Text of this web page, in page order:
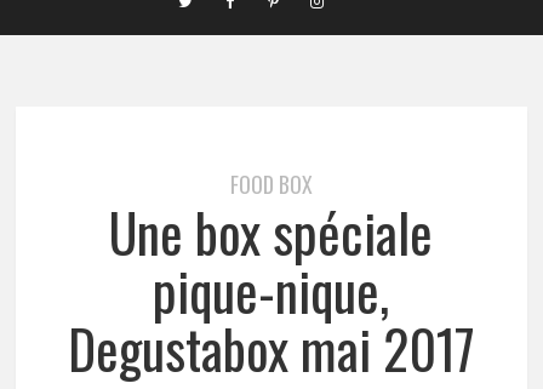
FOOD BOX
Une box spéciale
pique-nique,
Degustabox mai 2017